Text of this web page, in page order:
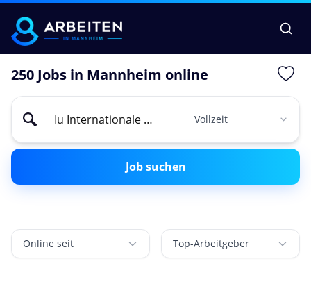
250 Jobs in Mannheim online
Job suchen
Online seit Top-Arbeitgeber